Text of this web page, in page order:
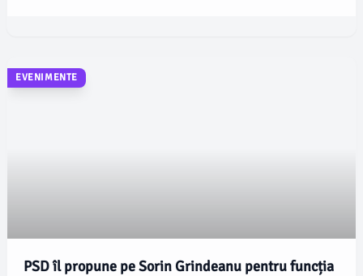
EVENIMENTE
PSD îl propune pe Sorin Grindeanu pentru funcția